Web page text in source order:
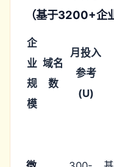
（基于3200+企
企
业
规
模
域名
数
月投入
参考
(U)